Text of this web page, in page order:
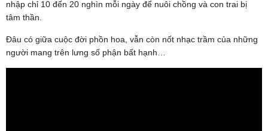
nhập chỉ 10 đến 20 nghìn mỗi ngày để nuôi chồng và con trai bị
tâm thần.
Đâu có giữa cuộc đời phồn hoa, vẫn còn nốt nhạc trầm của những
người mang trên lưng số phận bất hạnh…